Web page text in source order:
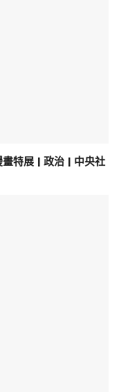
特展 | 政治 | 中央社